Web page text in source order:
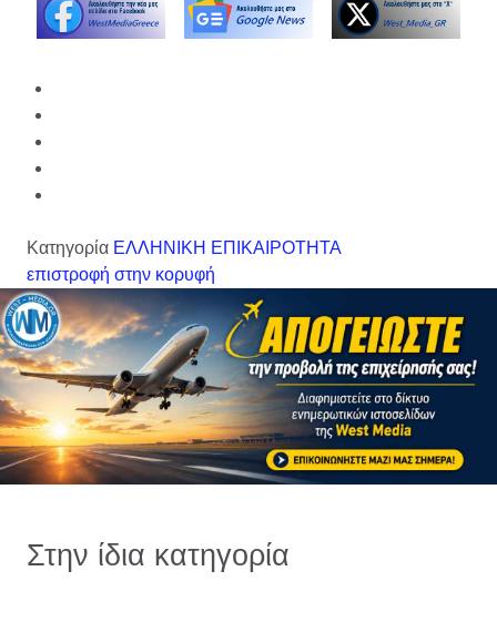
Κατηγορία ΕΛΛΗΝΙΚΗ ΕΠΙΚΑΙΡΟΤΗΤΑ
επιστροφή στην κορυφή
Στην ίδια κατηγορία